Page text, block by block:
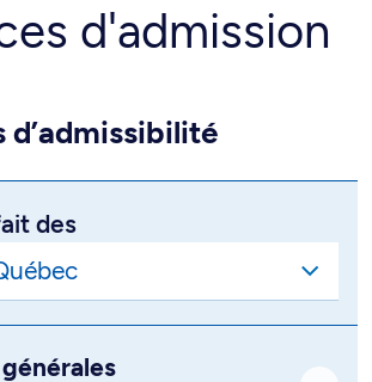
d'admission
des